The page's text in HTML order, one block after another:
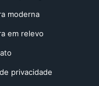
moderna
em relevo
privacidade